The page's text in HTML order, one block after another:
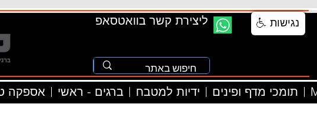
ליצירת קשר בוואטסאפ
אספקה ברגים - ראשי ידיות למטבח תומכי מדף ופינים
נגישות